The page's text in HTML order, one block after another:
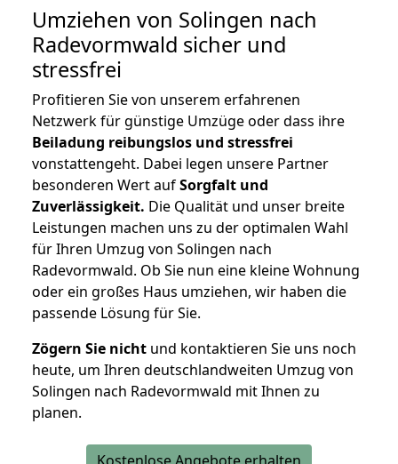
Umziehen von Solingen nach
Radevormwald sicher und
stressfrei
Profitieren Sie von unserem erfahrenen
Netzwerk für günstige Umzüge oder dass ihre
Beiladung reibungslos und stressfrei
vonstattengeht. Dabei legen unsere Partner
besonderen Wert aufSorgfalt und
Zuverlässigkeit. Die Qualität und unser breite
Leistungen machen uns zu der optimalen Wahl
für Ihren Umzug von Solingen nach
Radevormwald. Ob Sie nun eine kleine Wohnung
oder ein großes Haus umziehen, wir haben die
passende Lösung für Sie.
Zögern Sie nicht und kontaktieren Sie uns noch
heute, um Ihren deutschlandweiten Umzug von
Solingen nach Radevormwald mit Ihnen zu
planen.